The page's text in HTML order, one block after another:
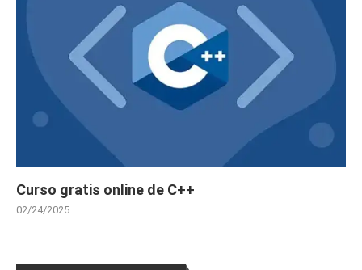
Curso gratis online de C++
02/24/2025